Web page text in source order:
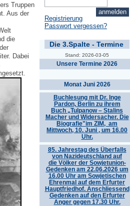
Registrierung
Passwort vergessen?
Die 3.Spalte - Termine
Stand: 2026-03-05
Unsere Termine 2026
Monat Juni 2026
Buchlesung mit Dr. Inge
Pardon, Berlin zu ihrem
Buch „Tulpanow – Stalins
Macher und Widersacher. Die
Biografie"im ZIM, am
Mittwoch, 10. Juni , um 16.00
Uhr.
85. Jahrestag des Überfalls
von Nazideutschland auf
die Völker der Sowjetunion-
Gedenken am 22.06.2026 um
16.00 Uhr am Sowjetischen
Ehrenmal auf dem Erfurter
Hauptfriedhof. Anschliessend
Gedenken auf den Erfurter
Anger gegen 17.30 Uhr.
Truppen
Aus der
die
Dabei